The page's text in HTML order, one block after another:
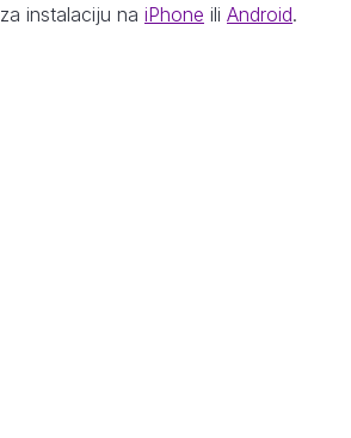
instalaciju na iPhone ili Android.